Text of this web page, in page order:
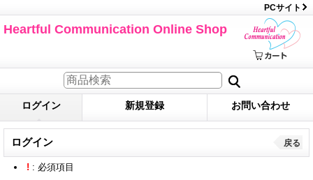
PCサイト
Heartful Communication Online Shop
ログイン 新規登録 お問い合わせ
ログイン 戻る
! : 必須項目